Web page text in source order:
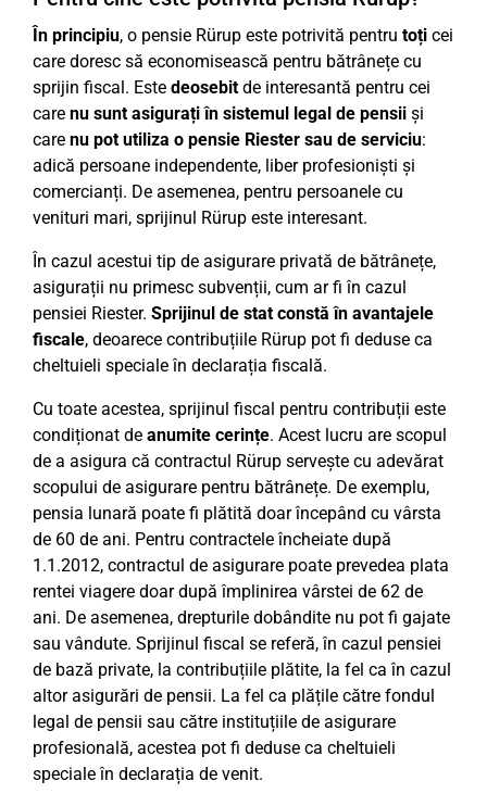
În principiu, o pensie Rürup este potrivită pentru toți cei
care doresc să economisească pentru bătrânețe cu
sprijin fiscal. Este deosebitde interesantă pentru cei
care nu sunt asigurați în sistemul legal de pensii și
care nu pot utiliza o pensie Riester sau de serviciu:
adică persoane independente, liber profesioniști și
comercianți. De asemenea, pentru persoanele cu
venituri mari, sprijinul Rürup este interesant.
În cazul acestui tip de asigurare privată de bătrânețe,
asigurații nu primesc subvenții, cum ar fi în cazul
pensiei Riester. Sprijinul de stat constă în avantajele
fiscale, deoarece contribuțiile Rürup pot fi deduse ca
cheltuieli speciale în declarația fiscală.
Cu toate acestea, sprijinul fiscal pentru contribuții este
condiționat de anumite cerințe. Acest lucru are scopul
de a asigura că contractul Rürup servește cu adevărat
scopului de asigurare pentru bătrânețe. De exemplu,
pensia lunară poate fi plătită doar începând cu vârsta
de 60 de ani. Pentru contractele încheiate după
1.1.2012, contractul de asigurare poate prevedea plata
rentei viagere doar după împlinirea vârstei de 62 de
ani. De asemenea, drepturile dobândite nu pot fi gajate
sau vândute. Sprijinul fiscal se referă, în cazul pensiei
de bază private, la contribuțiile plătite, la fel ca în cazul
altor asigurări de pensii. La fel ca plățile către fondul
legal de pensii sau către instituțiile de asigurare
profesională, acestea pot fi deduse ca cheltuieli
speciale în declarația de venit.